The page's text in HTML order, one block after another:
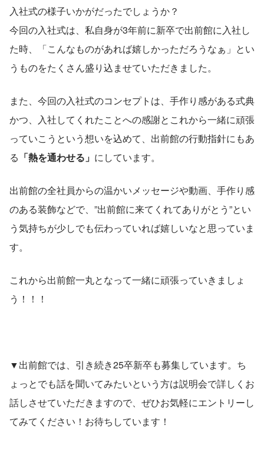
入社式の様子いかがだったでしょうか？
今回の入社式は、私自身が3年前に新卒で出前館に入社し
た時、「こんなものがあれば嬉しかっただろうなぁ」とい
うものをたくさん盛り込ませていただきました。
また、今回の入社式のコンセプトは、手作り感がある式典
かつ、入社してくれたことへの感謝とこれから一緒に頑張
っていこうという想いを込めて、出前館の行動指針にもあ
る 「熱を通わせる」 にしています。
出前館の全社員からの温かいメッセージや動画、手作り感
のある装飾などで、”出前館に来てくれてありがとう”とい
う気持ちが少しでも伝わっていれば嬉しいなと思っていま
す。
これから出前館一丸となって一緒に頑張っていきましょ
う！！！
▼出前館では、引き続き25卒新卒も募集しています。ち
ょっとでも話を聞いてみたいという方は説明会で詳しくお
話しさせていただきますので、ぜひお気軽にエントリーし
てみてください！お待ちしています！